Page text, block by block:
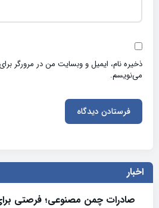
ذخیره نام، ایمیل و وبسایت من در مرورگر
می‌نویسم.
اخبار
صادرات چمن مصنوعی؛ فرصتی